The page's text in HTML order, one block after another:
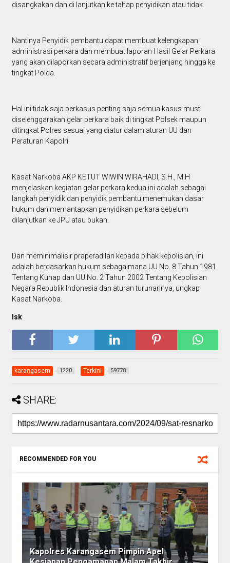
disangkakan dan di lanjutkan ke tahap penyidikan atau tidak.
Nantinya Penyidik pembantu dapat membuat kelengkapan
administrasi perkara dan membuat laporan Hasil Gelar Perkara
yang akan dilaporkan secara administratif berjenjang hingga ke
tingkat Polda.
Hal ini tidak saja perkasus penting saja semua kasus musti
diselenggarakan gelar perkara baik di tingkat Polsek maupun
ditingkat Polres sesuai yang diatur dalam aturan UU dan
Peraturan Kapolri.
Kasat Narkoba AKP KETUT WIWIN WIRAHADI, S.H., M.H
menjelaskan kegiatan gelar perkara kedua ini adalah sebagai
langkah penyidik dan penyidik pembantu menemukan dasar
hukum dan memantapkan penyidikan perkara sebelum
dilanjutkan ke JPU atau bukan.
Dan meminimalisir praperadilan kepada pihak kepolisian, ini
adalah berdasarkan hukum sebagaimana UU No. 8 Tahun 1981
Tentang Kuhap dan UU No. 2 Tahun 2002 Tentang Kepolisian
Negara Republik Indonesia dan aturan turunannya, ungkap
Kasat Narkoba.
Isk
karangasem 1220 Terkini 59778
SHARE:
RECOMMENDED FOR YOU
Kapolres Karangasem Pimpin Apel